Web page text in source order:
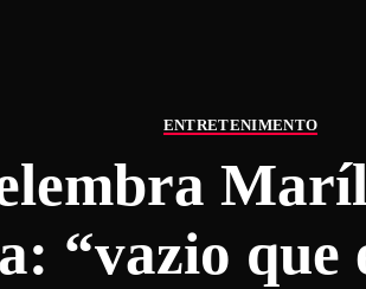
ENTRETENIMENTO
“vazio que